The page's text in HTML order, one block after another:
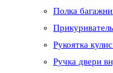
Полка
Прикуриватель
Рукоятка
Ручка двери